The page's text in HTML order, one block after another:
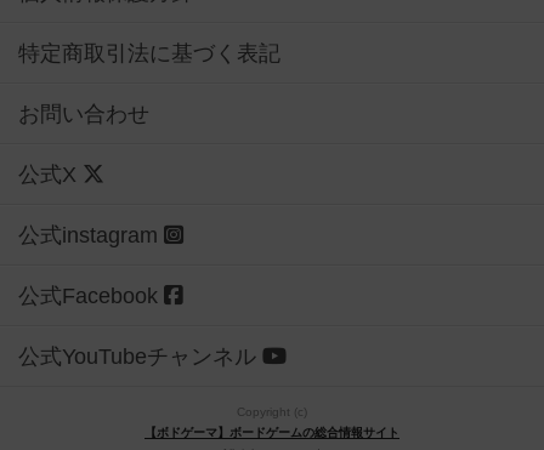
特定商取引法に基づく表記
お問い合わせ
公式X
公式instagram
公式Facebook
公式YouTubeチャンネル
Copyright (c)
【ボドゲーマ】ボードゲームの総合情報サイト